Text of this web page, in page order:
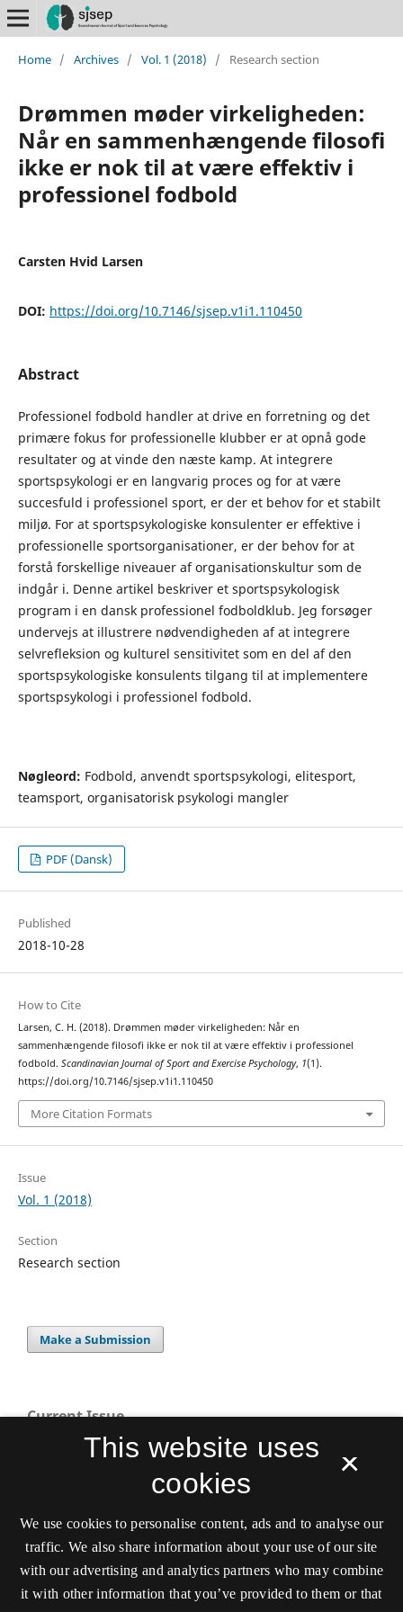
Home / Archives / Vol. 1 (2018) / Research section
Drømmen møder virkeligheden:
Når en sammenhængende filosofi
ikke er nok til at være effektiv i
professionel fodbold
Carsten Hvid Larsen
DOI: https://doi.org/10.7146/sjsep.v1i1.110450
Abstract
Professionel fodbold handler at drive en forretning og det
primære fokus for professionelle klubber er at opnå gode
resultater og at vinde den næste kamp. At integrere
sportspsykologi er en langvarig proces og for at være
succesfuld i professionel sport, er der et behov for et stabilt
miljø. For at sportspsykologiske konsulenter er effektive i
professionelle sportsorganisationer, er der behov for at
forstå forskellige niveauer af organisationskultur som de
indgår i. Denne artikel beskriver et sportspsykologisk
program i en dansk professionel fodboldklub. Jeg forsøger
undervejs at illustrere nødvendigheden af at integrere
selvrefleksion og kulturel sensitivitet som en del af den
sportspsykologiske konsulents tilgang til at implementere
sportspsykologi i professionel fodbold.
Nøgleord: Fodbold, anvendt sportspsykologi, elitesport,
teamsport, organisatorisk psykologi mangler
PDF (Dansk)
Published
2018-10-28
How to Cite
Larsen, C. H. (2018). Drømmen møder virkeligheden: Når en
sammenhængende filosofi ikke er nok til at være effektiv i professionel
fodbold. Scandinavian Journal of Sport and Exercise Psychology, 1(1).
https://doi.org/10.7146/sjsep.v1i1.110450
More Citation Formats
Issue
Vol. 1 (2018)
Section
Research section
Make a Submission
Current Issue
Scandinavian Journal of Sport and Exercise
×
This website uses
cookies
We use cookies to personalise content, ads and to analyse our
traffic. We also share information about your use of our site
with our advertising and analytics partners who may combine
it with other information that you’ve provided to them or that